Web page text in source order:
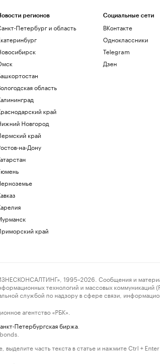
регионов
Петербург и область
область
край
Новгород
край
на-Дону
край
Социальные сети
ВКонтакте
Одноклассники
Telegram
Дзен
1995–2026. Сообщения и материалы
технологий и массовых
службой по надзору в сфере связи,
агентство «РБК».
Петербургская биржа
часть текста в статье и нажмите Ctrl + Enter